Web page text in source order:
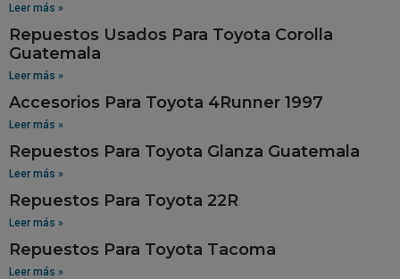
Leer más »
Repuestos Usados Para Toyota Corolla
Guatemala
Leer más »
Accesorios Para Toyota 4Runner 1997
Leer más »
Repuestos Para Toyota Glanza Guatemala
Leer más »
Repuestos Para Toyota 22R
Leer más »
Repuestos Para Toyota Tacoma
Leer más »